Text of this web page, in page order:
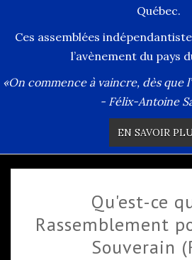
Québec.
Ces assemblées
l’avènement du pays
«On commence à vaincre, dès que
- Félix-Antoine
EN SAVOIR
Qu'est-ce
Rassemblement
Souverain